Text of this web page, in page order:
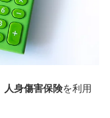
人身傷害保険を利用